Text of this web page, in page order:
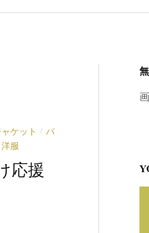
ケット / パ
洋服
応援